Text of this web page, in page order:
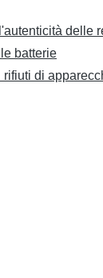
delle
batterie
di